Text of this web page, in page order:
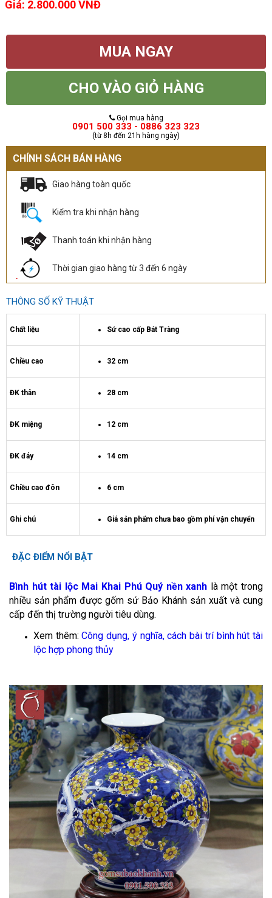
Giá: 2.800.000 VNĐ
MUA NGAY
CHO VÀO GIỎ HÀNG
Gọi mua hàng
0901 500 333 - 0886 323 323
(từ 8h đến 21h hàng ngày)
CHÍNH SÁCH BÁN HÀNG
Giao hàng toàn quốc
Kiểm tra khi nhận hàng
Thanh toán khi nhận hàng
Thời gian giao hàng từ 3 đến 6 ngày
THÔNG SỐ KỸ THUẬT
Chất liệu Sứ cao cấp Bát Tràng
Chiều cao 32 cm
ĐK thân 28 cm
ĐK miệng 12 cm
ĐK đáy 14 cm
Chiều cao đôn 6 cm
Ghi chú Giá sản phẩm chưa bao gồm phí vận chuyển
ĐẶC ĐIỂM NỔI BẬT
Bình hút tài lộc Mai Khai Phú Quý nền xanh là một trong
nhiều sản phẩm được gốm sứ Bảo Khánh sản xuất và cung
cấp đến thị trường người tiêu dùng.
Xem thêm:Công dụng, ý nghĩa, cách bài trí bình hút tài
lộc hợp phong thủy